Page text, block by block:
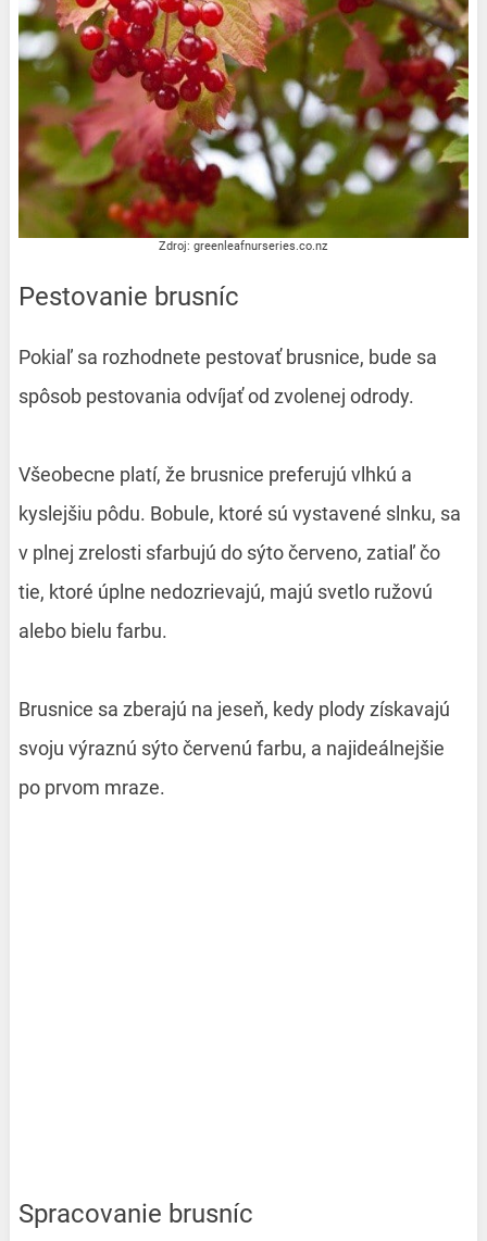
Zdroj: greenleafnurseries.co.nz
Pestovanie brusníc
Pokiaľ sa rozhodnete pestovať brusnice, bude sa
spôsob pestovania odvíjať od zvolenej odrody.
Všeobecne platí, že brusnice preferujú vlhkú a
kyslejšiu pôdu. Bobule, ktoré sú vystavené slnku, sa
v plnej zrelosti sfarbujú do sýto červeno, zatiaľ čo
tie, ktoré úplne nedozrievajú, majú svetlo ružovú
alebo bielu farbu.
Brusnice sa zberajú na jeseň, kedy plody získavajú
svoju výraznú sýto červenú farbu, a najideálnejšie
po prvom mraze.
Spracovanie brusníc